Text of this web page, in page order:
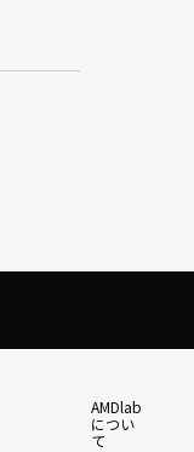
AMDlab
につい
て
エントリーフォーム
資料ダウンロード